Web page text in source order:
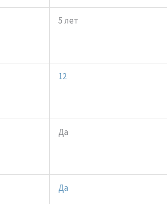
5 лет
12
Да
Да